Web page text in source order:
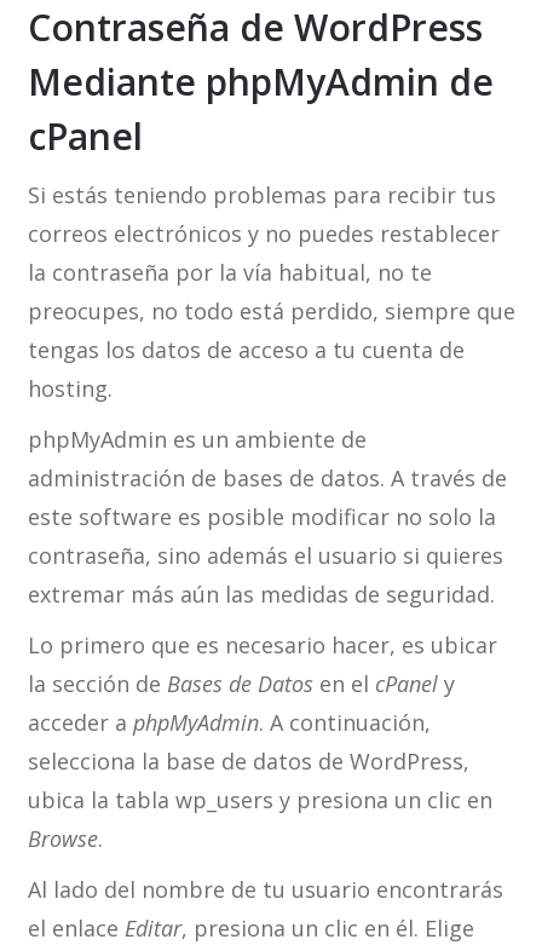
Contraseña de WordPress
Mediante phpMyAdmin de
cPanel
Si estás teniendo problemas para recibir tus
correos electrónicos y no puedes restablecer
la contraseña por la vía habitual, no te
preocupes, no todo está perdido, siempre que
tengas los datos de acceso a tu cuenta de
hosting.
phpMyAdmin es un ambiente de
administración de bases de datos. A través de
este software es posible modificar no solo la
contraseña, sino además el usuario si quieres
extremar más aún las medidas de seguridad.
Lo primero que es necesario hacer, es ubicar
la sección de Bases de Datos en el cPanely
acceder a phpMyAdmin. A continuación,
selecciona la base de datos de WordPress,
ubica la tabla wp_users y presiona un clic en
Browse.
Al lado del nombre de tu usuario encontrarás
el enlace Editar, presiona un clic en él. Elige